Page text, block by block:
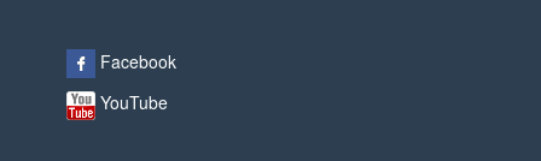
Facebook
YouTube